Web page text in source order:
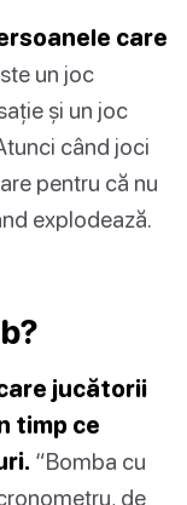
care
un joc
și un joc
când joci
pentru că nu
explodează.
jucătorii
timp ce
“Bomba cu
de